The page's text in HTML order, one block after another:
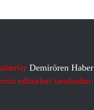
Demirören Haber
editörleri tarafından